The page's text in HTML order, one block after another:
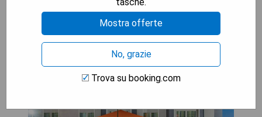
Gainesville
Mostra offerte
No, grazie
Trova su booking.com